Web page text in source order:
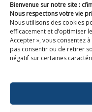
Bienvenue sur notre site :
Nous respectons votre vie
Nous utilisons des cookies
efficacement et d’optimiser
Accepter », vous consentez
pas consentir ou de retirer
négatif sur certaines
Devenir membre de